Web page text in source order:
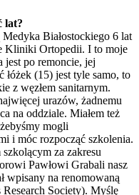
lat?
Białostockiego 6 lat
Kliniki Ortopedii. I to moje
jest po remoncie, jej
łóżek (15) jest tyle samo, to
z węzłem sanitarnym.
urazów, żadnemu
na oddziale. Miałem też
mogli
i móc rozpocząć szkolenia.
za zakresu
Pawłowi Grabali nasz
wpisany na renomowaną
Society). Myślę